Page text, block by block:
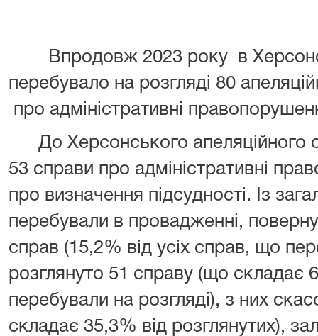
Впродовж 2023 року в
перебувало на розгляді 80
про адміністративні
До Херсонського апеляційного
53 справи про адміністративні
про визначення підсудності. Із
перебували в провадженні,
справ (15,2% від усіх справ, що
розглянуто 51 справу (що складає
перебували на розгляді), з них
складає 35,3% від розглянутих),